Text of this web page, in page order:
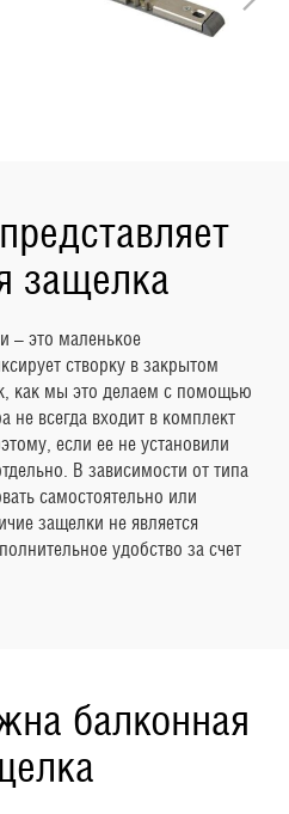
защелка
– это маленькое
створку в закрытом
как мы это делаем с помощью
не всегда входит в комплект
если ее не установили
В зависимости от типа
самостоятельно или
защелки не является
удобство за счет
балконная